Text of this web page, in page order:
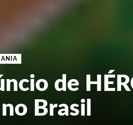
de
Brasil